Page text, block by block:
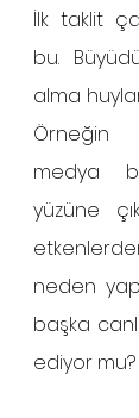
İlk taklit
bu.
alma
Örneğin
medya
yüzüne
neden
başka
ediyor mu?